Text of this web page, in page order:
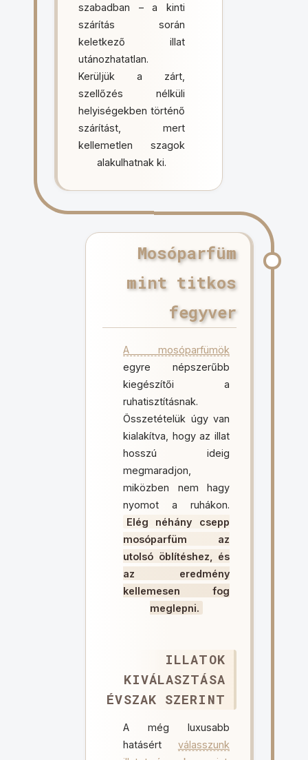
szabadban – a kinti
szárítás során
keletkező illat
utánozhatatlan.
Kerüljük a zárt,
szellőzés nélküli
helyiségekben történő
szárítást, mert
kellemetlen szagok
alakulhatnak ki.
Mosóparfüm
mint titkos
fegyver
A mosóparfümök
egyre népszerűbb
kiegészítői a
ruhatisztításnak.
Összetételük úgy van
kialakítva, hogy az illat
hosszú ideig
megmaradjon,
miközben nem hagy
nyomot a ruhákon.
Elég néhány csepp
mosóparfüm az
utolsó öblítéshez, és
az eredmény
kellemesen fog
meglepni.
ILLATOK
KIVÁLASZTÁSA
ÉVSZAK SZERINT
A még luxusabb
hatásért válasszunk